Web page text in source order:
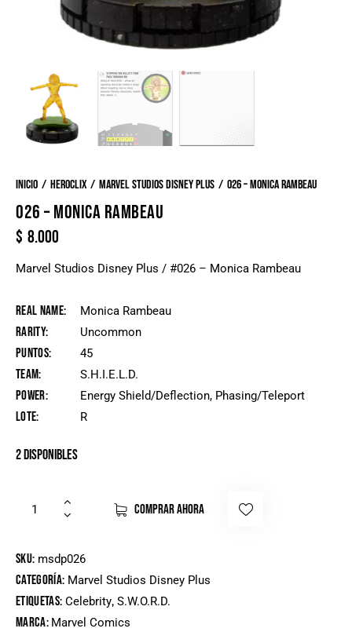
Inicio Heroclix Marvel Studios Disney Plus 026 – Monica Rambeau
026 – MONICA RAMBEAU
$ 8.000
Marvel Studios Disney Plus / #026 – Monica Rambeau
Real Name Monica Rambeau
Rarity Uncommon
Puntos 45
Team S.H.I.E.L.D.
Power Energy Shield/Deflection, Phasing/Teleport
Lote R
2 disponibles
COMPRAR AHORA
SKU: msdp026
Categoría: Marvel Studios Disney Plus
Etiquetas: Celebrity, S.W.O.R.D.
Marca: Marvel Comics